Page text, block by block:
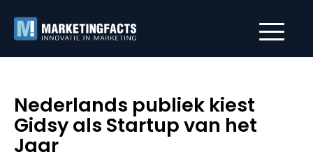
Nederlands publiek kiest
Gidsy als Startup van het
Jaar